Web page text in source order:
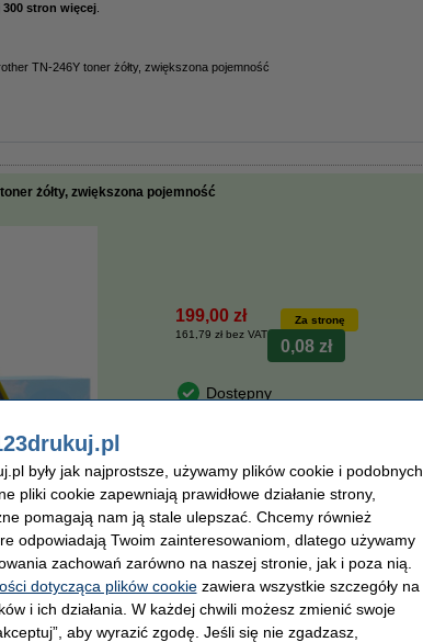
300 stron więcej
TN-246Y toner żółty, zwiększona pojemność
żółty, zwiększona pojemność
199,00 zł
161,79 zł bez VAT
Za stronę
0,08 zł
Dostępny
Zamawiam
wersji oryginalnej!
były jak najprostsze, używamy plików cookie i podobnych
pliki cookie zapewniają prawidłowe działanie strony,
pomagają nam ją stale ulepszać. Chcemy również
odpowiadają Twoim zainteresowaniom, dlatego używamy
zachowań zarówno na naszej stronie, jak i poza nią.
dotycząca plików cookiezawiera wszystkie szczegóły na
i ich działania. W każdej chwili możesz zmienić swoje
aby wyrazić zgodę. Jeśli się nie zgadzasz,